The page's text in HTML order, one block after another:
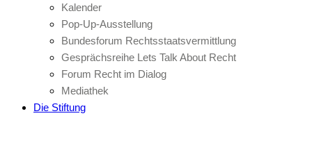
Kalender
Pop-Up-Ausstellung
Bundesforum Rechtsstaatsvermittlung
Gesprächsreihe Lets Talk About Recht
Forum Recht im Dialog
Mediathek
Die Stiftung